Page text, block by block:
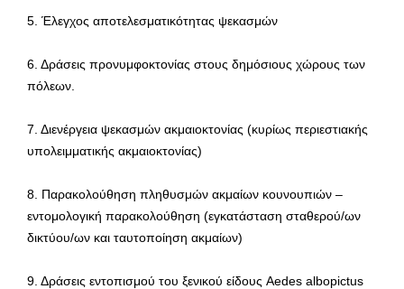
5. Έλεγχος αποτελεσματικότητας ψεκασμών
6. Δράσεις προνυμφοκτονίας στους δημόσιους χώρους των
πόλεων.
7. Διενέργεια ψεκασμών ακμαιοκτονίας (κυρίως περιεστιακής
υπολειμματικής ακμαιοκτονίας)
8. Παρακολούθηση πληθυσμών ακμαίων κουνουπιών –
εντομολογική παρακολούθηση (εγκατάσταση σταθερού/ων
δικτύου/ων και ταυτοποίηση ακμαίων)
9. Δράσεις εντοπισμού του ξενικού είδους Aedes albopictus